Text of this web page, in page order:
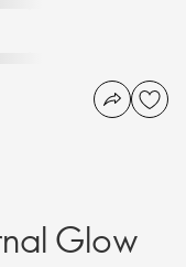
Glow